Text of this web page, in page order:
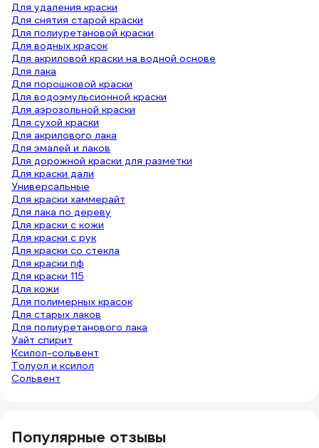
Для удаления краски
Для снятия старой краски
Для полиуретановой краски
Для водных красок
Для акриловой краски на водной основе
Для лака
Для порошковой краски
Для водоэмульсионной краски
Для аэрозольной краски
Для сухой краски
Для акрилового лака
Для эмалей и лаков
Для дорожной краски для разметки
Для краски дали
Универсальные
Для краски хаммерайт
Для лака по дереву
Для краски с кожи
Для краски с рук
Для краски со стекла
Для краски пф
Для краски 115
Для кожи
Для полимерных красок
Для старых лаков
Для полиуретанового лака
Уайт спирит
Ксилол-сольвент
Толуол и ксилол
Сольвент
Популярные отзывы